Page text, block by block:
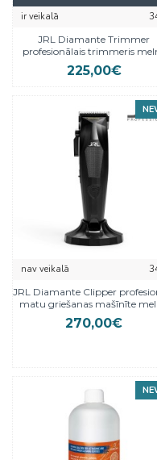
ir veikalā
JRL Diamante Trimmer
profesionālais trimmeris
225,00€
nav veikalā
JRL Diamante Clipper
matu griešanas mašīnīte
270,00€